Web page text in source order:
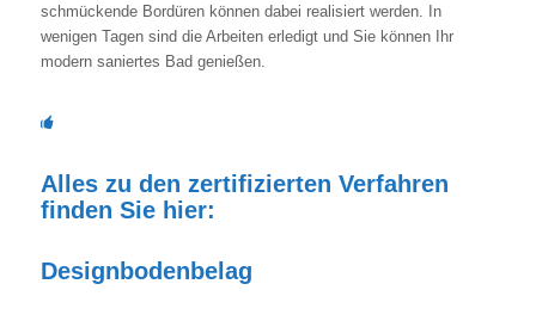
schmückende Bordüren können dabei realisiert werden. In
wenigen Tagen sind die Arbeiten erledigt und Sie können Ihr
modern saniertes Bad genießen.
Alles zu den zertifizierten Verfahren
finden Sie hier:
Designbodenbelag